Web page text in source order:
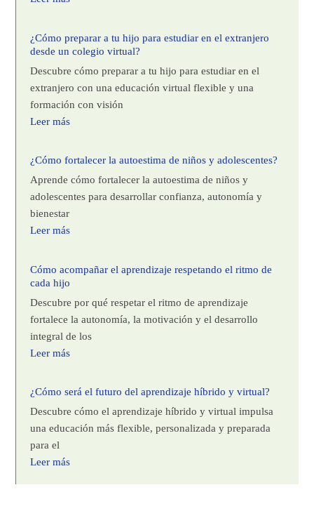
¿Cómo preparar a tu hijo para estudiar en el extranjero
desde un colegio virtual?
Descubre cómo preparar a tu hijo para estudiar en el
extranjero con una educación virtual flexible y una
formación con visión
Leer más
¿Cómo fortalecer la autoestima de niños y adolescentes?
Aprende cómo fortalecer la autoestima de niños y
adolescentes para desarrollar confianza, autonomía y
bienestar
Leer más
Cómo acompañar el aprendizaje respetando el ritmo de
cada hijo
Descubre por qué respetar el ritmo de aprendizaje
fortalece la autonomía, la motivación y el desarrollo
integral de los
Leer más
¿Cómo será el futuro del aprendizaje híbrido y virtual?
Descubre cómo el aprendizaje híbrido y virtual impulsa
una educación más flexible, personalizada y preparada
para el
Leer más